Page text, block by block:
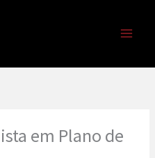
em Plano de